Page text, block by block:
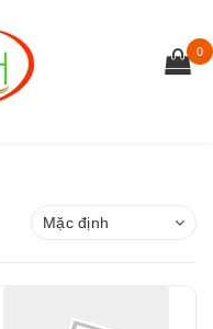
0
Mặc định